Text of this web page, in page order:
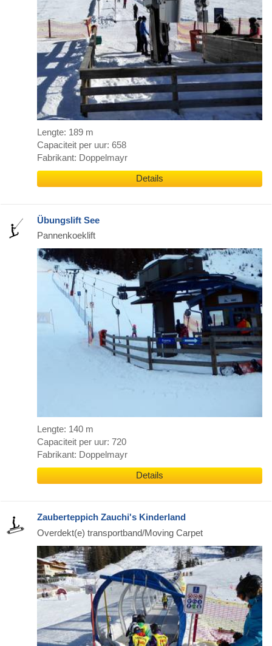
Lengte: 189 m
Capaciteit per uur: 658
Fabrikant: Doppelmayr
Details
Übungslift See
Pannenkoeklift
Lengte: 140 m
Capaciteit per uur: 720
Fabrikant: Doppelmayr
Details
Zauberteppich Zauchi's Kinderland
Overdekt(e) transportband/Moving Carpet